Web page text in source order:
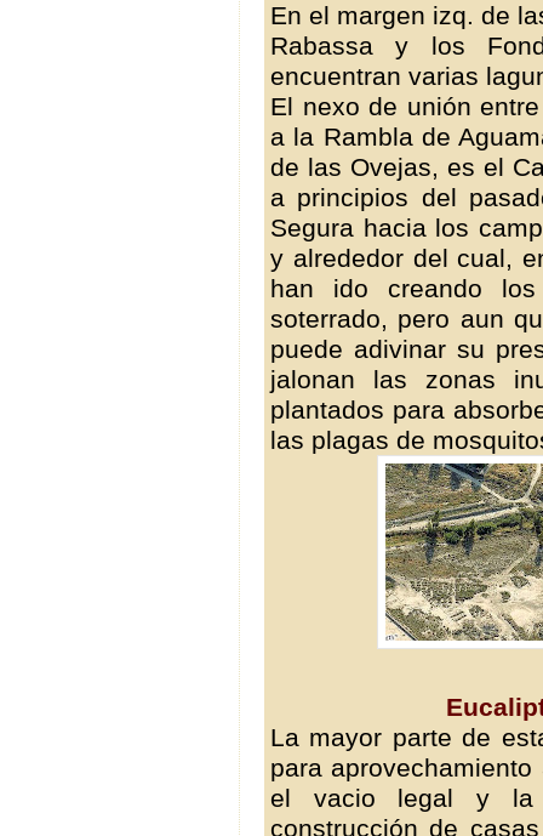
En el margen izq. de
Rabassa y los
encuentran varias
El nexo de unión
a la Rambla de
de las Ovejas, es el
a principios del
Segura hacia los
y alrededor del cual,
han ido creando
soterrado, pero aun
puede adivinar su
jalonan las zonas
plantados para
las plagas de
La mayor parte de
para
el vacio legal y la
construcción de